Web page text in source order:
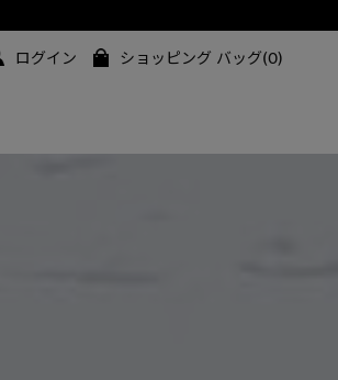
ログイン ショッピング バッグ(0)